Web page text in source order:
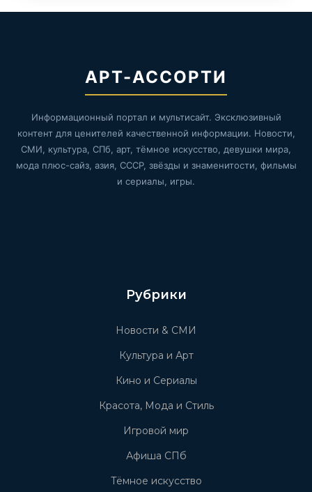
АРТ-АССОРТИ
Информационный портал и мультисайт. Эксклюзивный
контент для ценителей качественной информации. Новости,
СМИ, культура, СПб, арт, тёмное искусство, девушки мира,
мода плюс-сайз, азия, СССР, звёзды и знаменитости, фильмы
и сериалы, игры.
Рубрики
Новости & СМИ
Культура и Арт
Кино и Сериалы
Красота, Мода и Стиль
Игровой мир
Афиша СПб
Тёмное искусство